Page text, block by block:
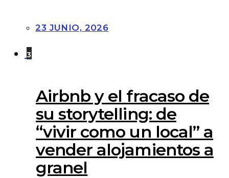
23 JUNIO, 2026
3
Airbnb y el fracaso de
su storytelling: de
“vivir como un local” a
vender alojamientos a
granel